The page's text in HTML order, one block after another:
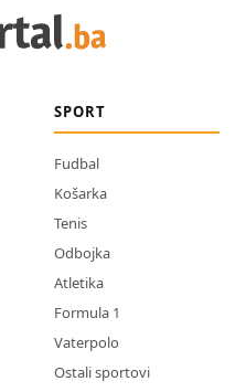
SPORT
Fudbal
Košarka
Tenis
Odbojka
Atletika
Formula 1
Vaterpolo
Ostali sportovi